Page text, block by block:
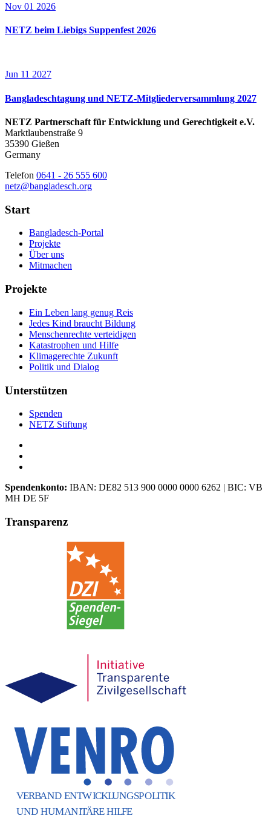
Nov 01 2026
NETZ beim Liebigs Suppenfest 2026
Jun 11 2027
Bangladeschtagung und NETZ-Mitgliederversammlung 2027
NETZ Partnerschaft für Entwicklung und Gerechtigkeit e.V.
Marktlaubenstraße 9
35390 Gießen
Germany
Telefon 0641 - 26 555 600
netz@bangladesch.org
Start
Bangladesch-Portal
Projekte
Über uns
Mitmachen
Projekte
Ein Leben lang genug Reis
Jedes Kind braucht Bildung
Menschenrechte verteidigen
Katastrophen und Hilfe
Klimagerechte Zukunft
Politik und Dialog
Unterstützen
Spenden
NETZ Stiftung
Spendenkonto: IBAN: DE82 513 900 0000 0000 6262 | BIC: VB
MH DE 5F
Transparenz